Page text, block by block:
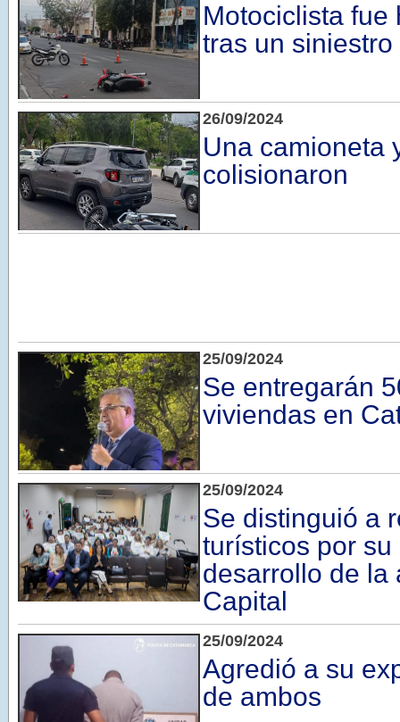
Motociclista fue
tras un siniestro
26/09/2024
Una camioneta
colisionaron
25/09/2024
Se entregarán
viviendas en
25/09/2024
Se distinguió a
turísticos por su
desarrollo de la
Capital
25/09/2024
Agredió a su
de ambos